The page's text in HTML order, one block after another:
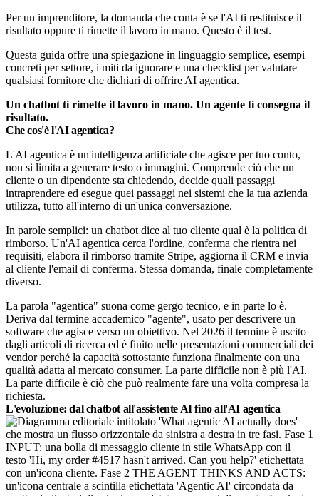
Per un imprenditore, la domanda che conta è se l'AI ti restituisce il
risultato oppure ti rimette il lavoro in mano. Questo è il test.
Questa guida offre una spiegazione in linguaggio semplice, esempi
concreti per settore, i miti da ignorare e una checklist per valutare
qualsiasi fornitore che dichiari di offrire AI agentica.
Un chatbot ti rimette il lavoro in mano. Un agente ti consegna il
risultato.
Che cos'è l'AI agentica?
L'AI agentica è un'intelligenza artificiale che agisce per tuo conto,
non si limita a generare testo o immagini. Comprende ciò che un
cliente o un dipendente sta chiedendo, decide quali passaggi
intraprendere ed esegue quei passaggi nei sistemi che la tua azienda
utilizza, tutto all'interno di un'unica conversazione.
In parole semplici: un chatbot dice al tuo cliente qual è la politica di
rimborso. Un'AI agentica cerca l'ordine, conferma che rientra nei
requisiti, elabora il rimborso tramite Stripe, aggiorna il CRM e invia
al cliente l'email di conferma. Stessa domanda, finale completamente
diverso.
La parola "agentica" suona come gergo tecnico, e in parte lo è.
Deriva dal termine accademico "agente", usato per descrivere un
software che agisce verso un obiettivo. Nel 2026 il termine è uscito
dagli articoli di ricerca ed è finito nelle presentazioni commerciali dei
vendor perché la capacità sottostante funziona finalmente con una
qualità adatta al mercato consumer. La parte difficile non è più l'AI.
La parte difficile è ciò che può realmente fare una volta compresa la
richiesta.
L'evoluzione: dal chatbot all'assistente AI fino all'AI agentica